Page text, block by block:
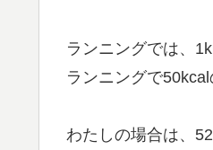
ランニングでは、
ランニングで50kcal
わたしの場合は、